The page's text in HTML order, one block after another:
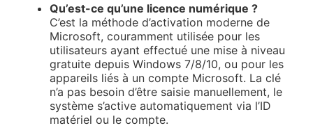
Qu’est-ce qu’une licence numérique ?
C’est la méthode d’activation moderne de
Microsoft, couramment utilisée pour les
utilisateurs ayant effectué une mise à niveau
gratuite depuis Windows 7/8/10, ou pour les
appareils liés à un compte Microsoft. La clé
n’a pas besoin d’être saisie manuellement, le
système s’active automatiquement via l’ID
matériel ou le compte.